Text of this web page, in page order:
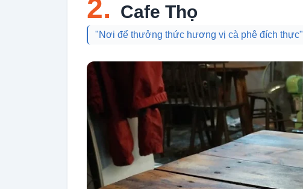
2. Cafe Thọ
"Nơi để thưởng thức hương vị cà phê đích thực"